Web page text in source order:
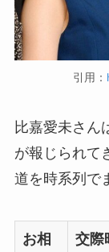
引用：
比嘉愛未さん
が報じられて
道を時系列で
お相
交際